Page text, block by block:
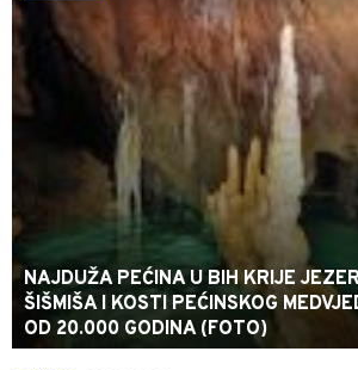
NAJDUŽA PEĆINA U BIH KRIJE
ŠIŠMIŠA I KOSTI PEĆINSKOG
OD 20.000 GODINA (FOTO)